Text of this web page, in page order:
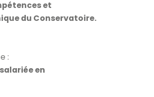
et
du Conservatoire.
:
en